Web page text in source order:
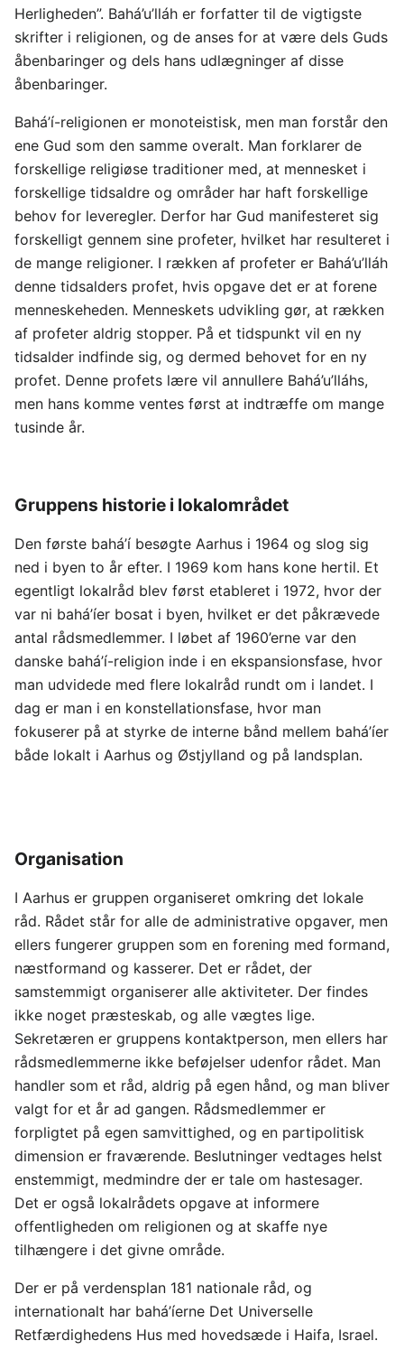
Herligheden”. Bahá’u’lláh er forfatter til de vigtigste
skrifter i religionen, og de anses for at være dels Guds
åbenbaringer og dels hans udlægninger af disse
åbenbaringer.
Bahá’í-religionen er monoteistisk, men man forstår den
ene Gud som den samme overalt. Man forklarer de
forskellige religiøse traditioner med, at mennesket i
forskellige tidsaldre og områder har haft forskellige
behov for leveregler. Derfor har Gud manifesteret sig
forskelligt gennem sine profeter, hvilket har resulteret i
de mange religioner. I rækken af profeter er Bahá’u’lláh
denne tidsalders profet, hvis opgave det er at forene
menneskeheden. Menneskets udvikling gør, at rækken
af profeter aldrig stopper. På et tidspunkt vil en ny
tidsalder indfinde sig, og dermed behovet for en ny
profet. Denne profets lære vil annullere Bahá’u’lláhs,
men hans komme ventes først at indtræffe om mange
tusinde år.
Gruppens historie i lokalområdet
Den første bahá’í besøgte Aarhus i 1964 og slog sig
ned i byen to år efter. I 1969 kom hans kone hertil. Et
egentligt lokalråd blev først etableret i 1972, hvor der
var ni bahá’íer bosat i byen, hvilket er det påkrævede
antal rådsmedlemmer. I løbet af 1960’erne var den
danske bahá’í-religion inde i en ekspansionsfase, hvor
man udvidede med flere lokalråd rundt om i landet. I
dag er man i en konstellationsfase, hvor man
fokuserer på at styrke de interne bånd mellem bahá’íer
både lokalt i Aarhus og Østjylland og på landsplan.
Organisation
I Aarhus er gruppen organiseret omkring det lokale
råd. Rådet står for alle de administrative opgaver, men
ellers fungerer gruppen som en forening med formand,
næstformand og kasserer. Det er rådet, der
samstemmigt organiserer alle aktiviteter. Der findes
ikke noget præsteskab, og alle vægtes lige.
Sekretæren er gruppens kontaktperson, men ellers har
rådsmedlemmerne ikke beføjelser udenfor rådet. Man
handler som et råd, aldrig på egen hånd, og man bliver
valgt for et år ad gangen. Rådsmedlemmer er
forpligtet på egen samvittighed, og en partipolitisk
dimension er fraværende. Beslutninger vedtages helst
enstemmigt, medmindre der er tale om hastesager.
Det er også lokalrådets opgave at informere
offentligheden om religionen og at skaffe nye
tilhængere i det givne område.
Der er på verdensplan 181 nationale råd, og
internationalt har bahá’íerne Det Universelle
Retfærdighedens Hus med hovedsæde i Haifa, Israel.